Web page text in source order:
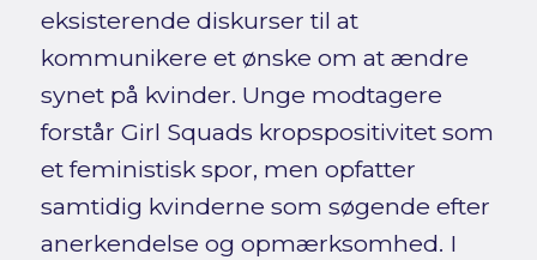
eksisterende diskurser til at
kommunikere et ønske om at ændre
synet på kvinder. Unge modtagere
forstår Girl Squads kropspositivitet som
et feministisk spor, men opfatter
samtidig kvinderne som søgende efter
anerkendelse og opmærksomhed. I